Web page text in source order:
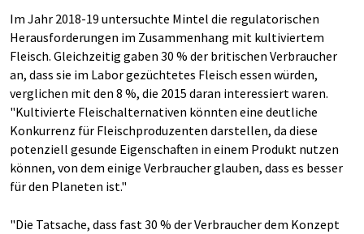
Im Jahr 2018-19 untersuchte Mintel die regulatorischen
Herausforderungen im Zusammenhang mit kultiviertem
Fleisch. Gleichzeitig gaben 30 % der britischen Verbraucher
an, dass sie im Labor gezüchtetes Fleisch essen würden,
verglichen mit den 8 %, die 2015 daran interessiert waren.
"Kultivierte Fleischalternativen könnten eine deutliche
Konkurrenz für Fleischproduzenten darstellen, da diese
potenziell gesunde Eigenschaften in einem Produkt nutzen
können, von dem einige Verbraucher glauben, dass es besser
für den Planeten ist."
"Die Tatsache, dass fast 30 % der Verbraucher dem Konzept